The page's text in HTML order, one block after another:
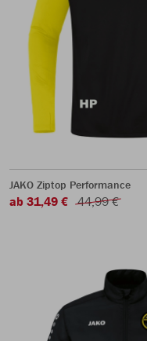
JAKO Ziptop Performance
ab 31,49 € 44,99 €